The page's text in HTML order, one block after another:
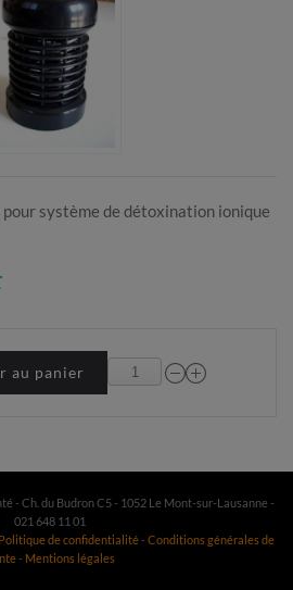
système de détoxination ionique
au panier
- Ch. du Budron C5 - 1052 Le Mont-sur-Lausanne -
021 648 11 01
Politique de confidentialité- Conditions générales de
- Mentions légales